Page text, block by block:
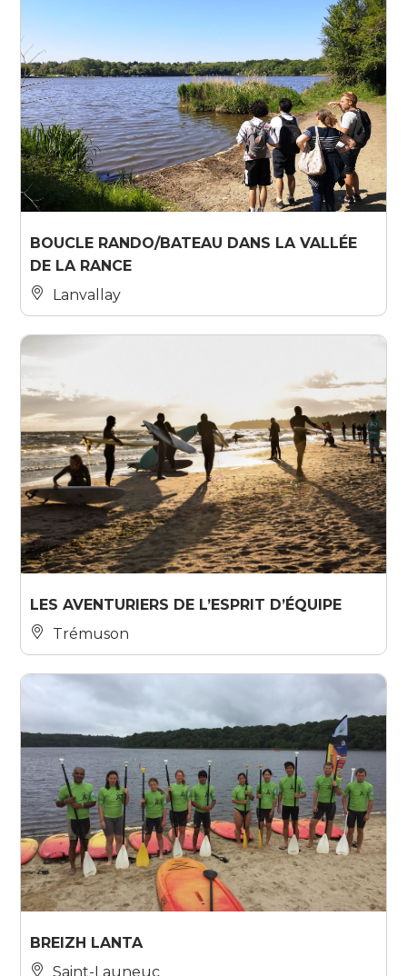
BOUCLE RANDO/BATEAU DANS LA VALLÉE
DE LA RANCE
Lanvallay
LES AVENTURIERS DE L’ESPRIT D’ÉQUIPE
Trémuson
BREIZH LANTA
Saint-Launeuc